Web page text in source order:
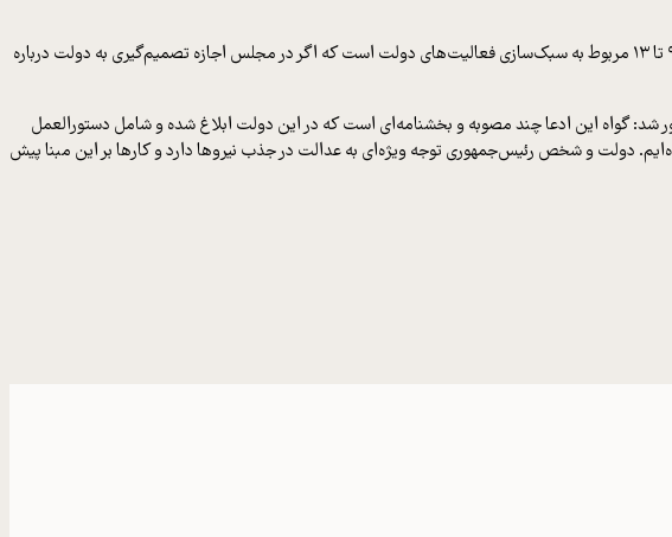
وی در پاسخ به پرسشی درباره سخنان اخیر رئیس‌جمهوری در زمینه کاهش ساعت کاری، تصریح کرد: سخنان رئیس‌جمهوری در زمینه ساعت کاری ۹ تا ۱۳ مربوط به سبک‌سازی فعالیت‌های دولت است که اگر در مجلس اجازه تصمیم‌گیری به دولت درباره
شد:‌ گواه این ادعا چند مصوبه و بخشنامه‌ای است که در این دولت ابلاغ شده و شامل دستورالعمل
دولت و شخص رئیس‌جمهوری توجه ویژه‌ای به عدالت در جذب‌ نیروها دارد و کارها بر این مبنا پیش